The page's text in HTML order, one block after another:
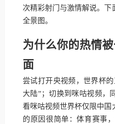
次精彩射门与激情解说。
全景图。
为什么你的热情
面
尝试打开央视频，世界杯
大陆”；切换到咪咕视频，
看咪咕视频世界杯仅限中
的原因很简单：体育赛事